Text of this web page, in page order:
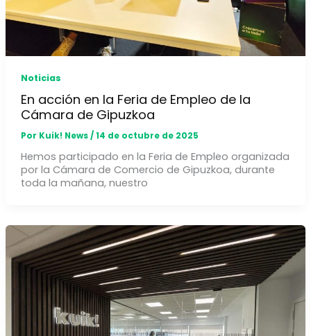
Noticias
En acción en la Feria de Empleo de la
Cámara de Gipuzkoa
Por Kuik! News/14 de octubre de 2025
Hemos participado en la Feria de Empleo organizada
por la Cámara de Comercio de Gipuzkoa, durante
toda la mañana, nuestro